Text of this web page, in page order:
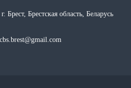
Брестская область, Беларусь